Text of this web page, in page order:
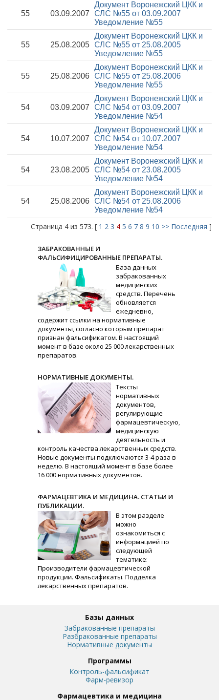
55 03.09.2007
Документ Воронежский ЦКК и
СЛС №55 от 03.09.2007
Уведомление №55
55 25.08.2005
Документ Воронежский ЦКК и
СЛС №55 от 25.08.2005
Уведомление №55
55 25.08.2006
Документ Воронежский ЦКК и
СЛС №55 от 25.08.2006
Уведомление №55
54 03.09.2007
Документ Воронежский ЦКК и
СЛС №54 от 03.09.2007
Уведомление №54
54 10.07.2007
Документ Воронежский ЦКК и
СЛС №54 от 10.07.2007
Уведомление №54
54 23.08.2005
Документ Воронежский ЦКК и
СЛС №54 от 23.08.2005
Уведомление №54
54 25.08.2006
Документ Воронежский ЦКК и
СЛС №54 от 25.08.2006
Уведомление №54
Страница 4 из 573. [ 1 2 3 4 5 6 7 8 9 10 >> Последняя ]
ЗАБРАКОВАННЫЕ И
ФАЛЬСИФИЦИРОВАННЫЕ ПРЕПАРАТЫ.
База данных
забракованных
медицинских
средств. Перечень
обновляется
ежедневно,
содержит ссылки на нормативные
документы, согласно которым препарат
признан фальсификатом. В настоящий
момент в базе около 25 000 лекарственных
препаратов.
НОРМАТИВНЫЕ ДОКУМЕНТЫ.
Тексты
нормативных
документов,
регулирующие
фармацевтическую,
медицинскую
деятельность и
контроль качества лекарственных средств.
Новые документы подключаются 3-4 раза в
неделю. В настоящий момент в базе более
16 000 нормативных документов.
ФАРМАЦЕВТИКА И МЕДИЦИНА. СТАТЬИ И
ПУБЛИКАЦИИ.
В этом разделе
можно
ознакомиться с
информацией по
следующей
тематике:
Производители фармацевтической
продукции. Фальсификаты. Подделка
лекарственных препаратов.
Базы данных
Забракованные препараты
Разбракованные препараты
Нормативные документы
Программы
Контроль-фальсификат
Фарм-ревизор
Фармацевтика и медицина